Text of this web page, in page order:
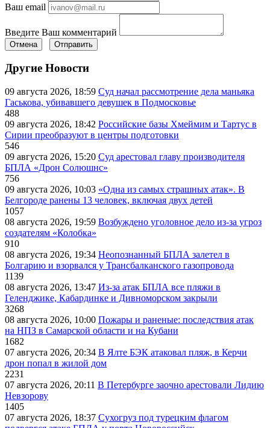
Ваш email
Введите Ваш комментарий
Отмена Отправить
Другие Новости
09 августа 2026, 18:59 Суд начал рассмотрение дела маньяка
Гаськова, убивавшего девушек в Подмосковье
488
09 августа 2026, 18:42 Российские базы Хмеймим и Тартус в
Сирии преобразуют в центры подготовки
546
09 августа 2026, 15:20 Суд арестовал главу производителя
БПЛА «Дрон Солюшнс»
756
09 августа 2026, 10:03 «Одна из самых страшных атак». В
Белгороде ранены 13 человек, включая двух детей
1057
08 августа 2026, 19:59 Возбуждено уголовное дело из-за угроз
создателям «Колобка»
910
08 августа 2026, 19:34 Неопознанный БПЛА залетел в
Болгарию и взорвался у Трансбалканского газопровода
1139
08 августа 2026, 13:47 Из-за атак БПЛА все пляжи в
Геленджике, Кабардинке и Дивноморском закрыли
3268
08 августа 2026, 10:00 Пожары и раненые: последствия атак
на НПЗ в Самарской области и на Кубани
1682
07 августа 2026, 20:34 В Ялте БЭК атаковал пляж, в Керчи
дрон попал в жилой дом
2231
07 августа 2026, 20:11 В Петербурге заочно арестовали Лидию
Невзорову
1405
07 августа 2026, 18:37 Сухогруз под турецким флагом